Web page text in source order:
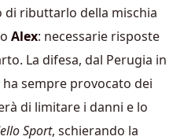
di ributtarlo della mischia
Alex: necessarie risposte
La difesa, dal Perugia in
sempre provocato dei
di limitare i danni e lo
Sport, schierando la